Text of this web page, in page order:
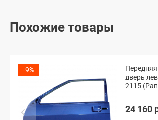
Похожие товары
-9%
дверь
2115
24 160